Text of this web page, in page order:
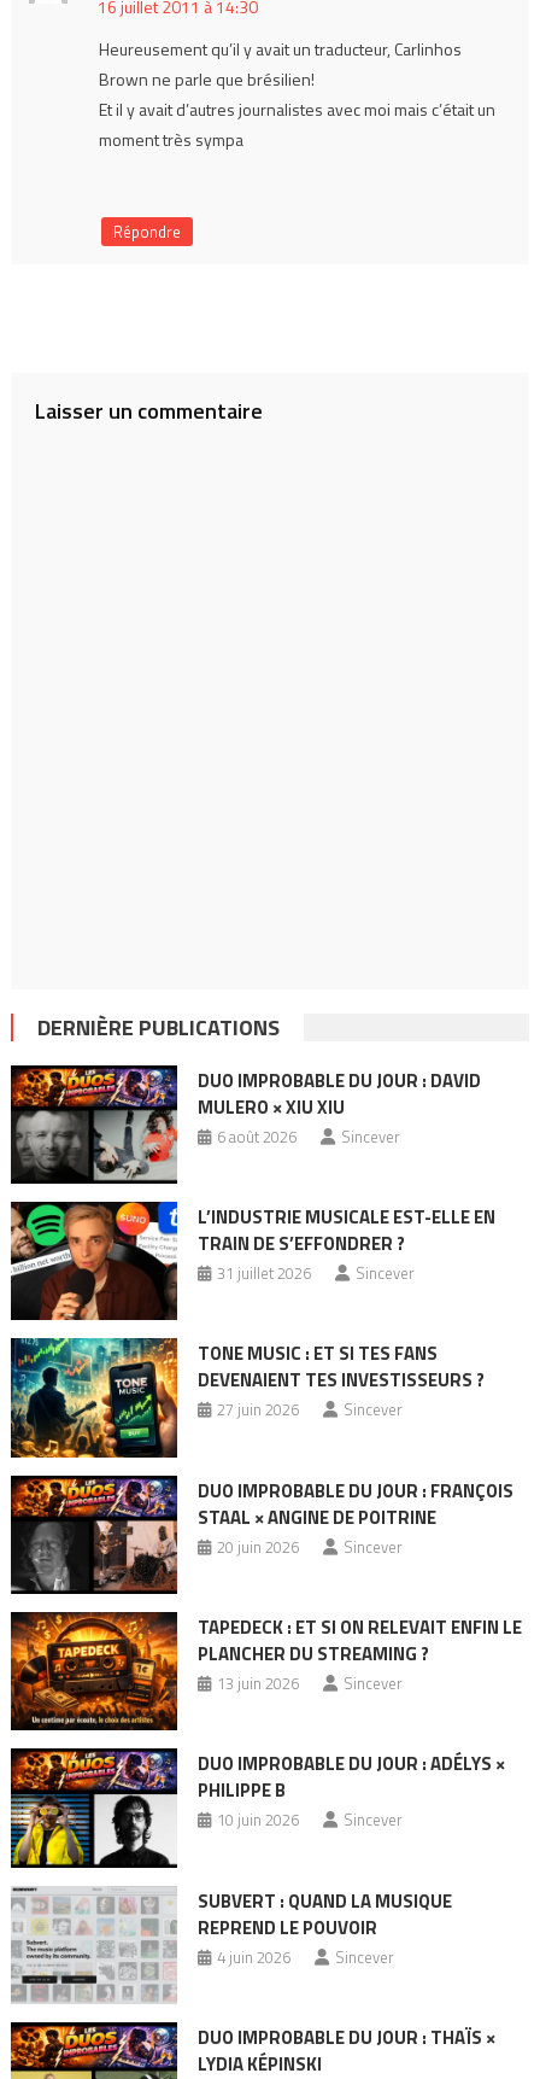
16 juillet 2011 à 14:30
Heureusement qu’il y avait un traducteur, Carlinhos
Brown ne parle que brésilien!
Et il y avait d’autres journalistes avec moi mais c’était un
moment très sympa
Répondre
Laisser un commentaire
DERNIÈRE PUBLICATIONS
DUO IMPROBABLE DU JOUR : DAVID
MULERO × XIU XIU
6 août 2026 Sincever
L’INDUSTRIE MUSICALE EST-ELLE EN
TRAIN DE S’EFFONDRER ?
31 juillet 2026 Sincever
TONE MUSIC : ET SI TES FANS
DEVENAIENT TES INVESTISSEURS ?
27 juin 2026 Sincever
DUO IMPROBABLE DU JOUR : FRANÇOIS
STAAL × ANGINE DE POITRINE
20 juin 2026 Sincever
TAPEDECK : ET SI ON RELEVAIT ENFIN LE
PLANCHER DU STREAMING ?
13 juin 2026 Sincever
DUO IMPROBABLE DU JOUR : ADÉLYS ×
PHILIPPE B
10 juin 2026 Sincever
SUBVERT : QUAND LA MUSIQUE
REPREND LE POUVOIR
4 juin 2026 Sincever
DUO IMPROBABLE DU JOUR : THAÏS ×
LYDIA KÉPINSKI